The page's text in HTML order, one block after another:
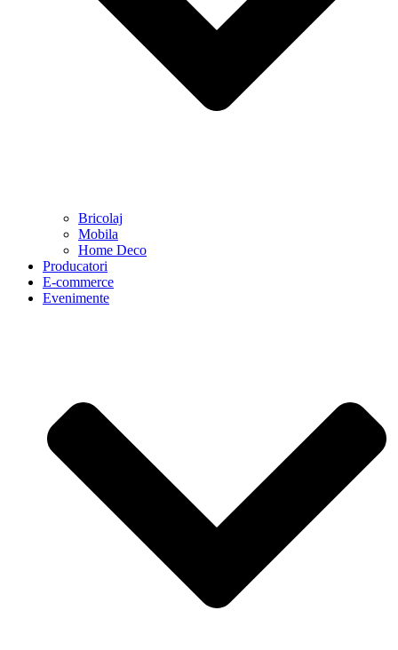
Bricolaj
Mobila
Home Deco
Producatori
E-commerce
Evenimente